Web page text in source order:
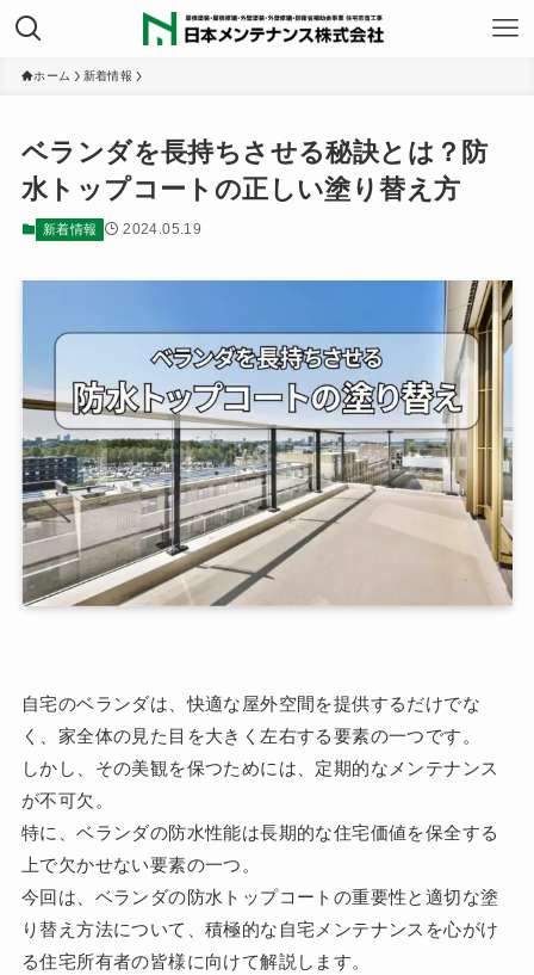
ホーム 新着情報
ベランダを長持ちさせる秘訣とは？防
水トップコートの正しい塗り替え方
新着情報 2024.05.19
自宅のベランダは、快適な屋外空間を提供するだけでな
く、家全体の見た目を大きく左右する要素の一つです。
しかし、その美観を保つためには、定期的なメンテナンス
が不可欠。
特に、ベランダの防水性能は長期的な住宅価値を保全する
上で欠かせない要素の一つ。
今回は、ベランダの防水トップコートの重要性と適切な塗
り替え方法について、積極的な自宅メンテナンスを心がけ
る住宅所有者の皆様に向けて解説します。